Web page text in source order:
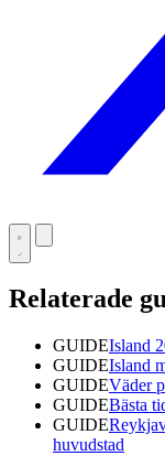
Relaterade
GUIDEIsland
GUIDEIsland
GUIDEVäder
GUIDEBästa
GUIDE
huvudstad